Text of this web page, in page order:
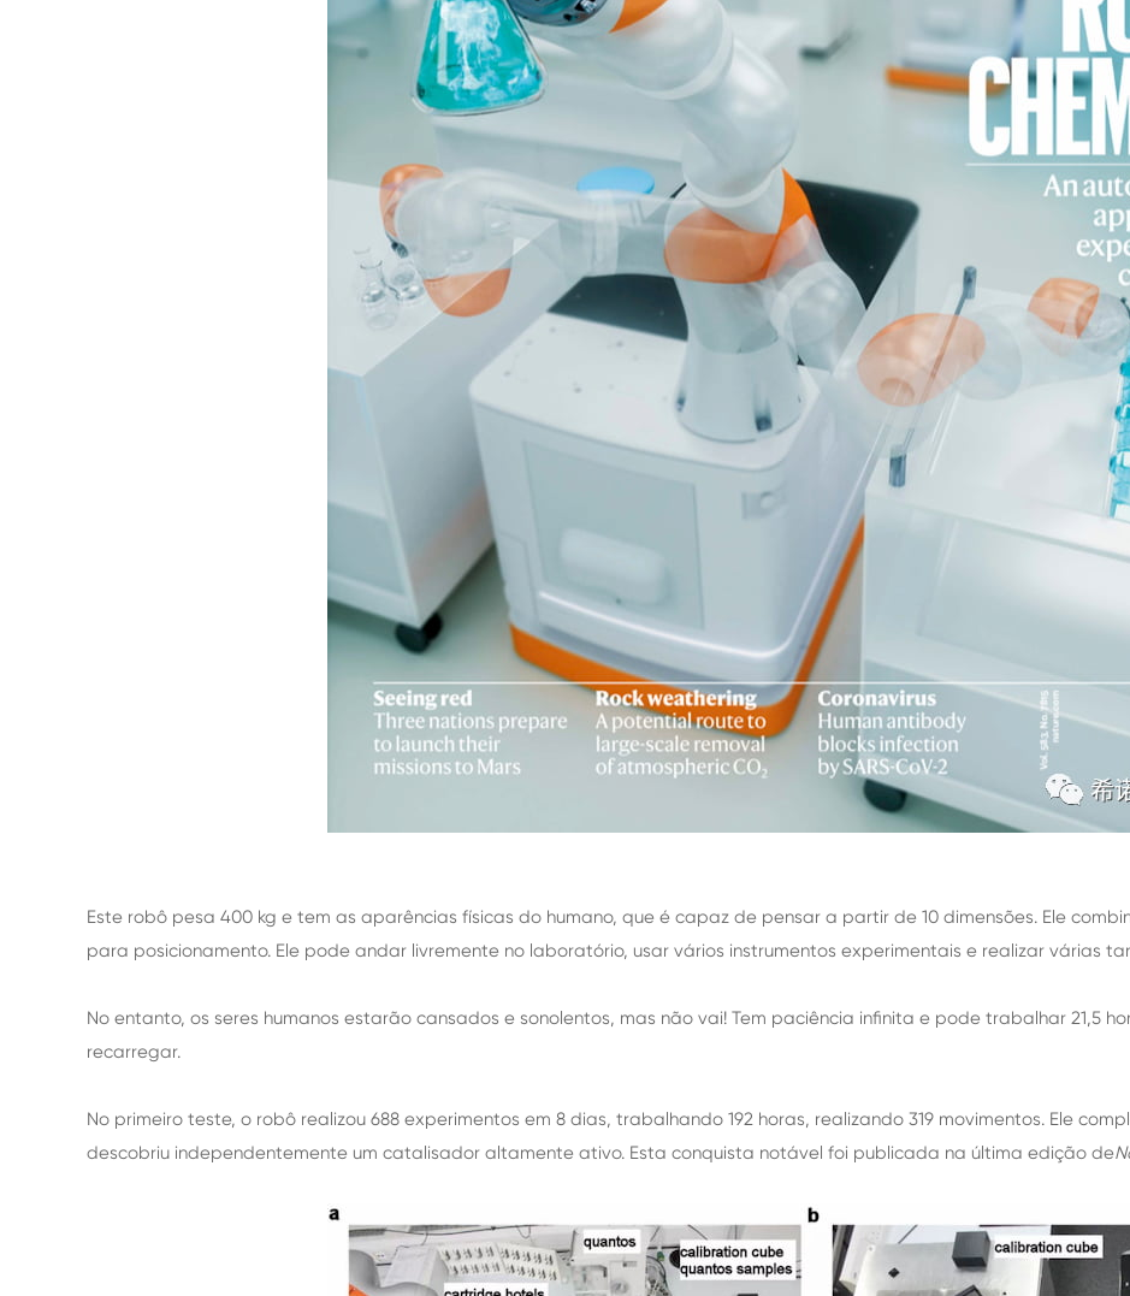
Este robô pesa 400 kg e tem as aparências físicas do humano, que é capaz de pensar a partir de 10 dimensões. Ele
para posicionamento. Ele pode andar livremente no laboratório, usar vários instrumentos experimentais e realizar várias
No entanto, os seres humanos estarão cansados e sonolentos, mas não vai! Tem paciência infinita e pode trabalhar 21,5
recarregar.
No primeiro teste, o robô realizou 688 experimentos em 8 dias, trabalhando 192 horas, realizando 319 movimentos. Ele
descobriu independentemente um catalisador altamente ativo. Esta conquista notável foi publicada na última edição de